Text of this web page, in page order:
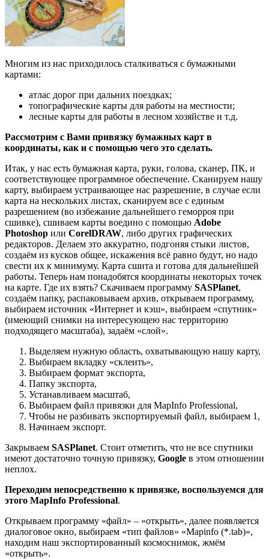
Многим из нас приходилось сталкиваться с бумажными
картами:
атлас дорог при дальних поездках;
топографические карты для работы на местности;
лесные карты для работы в лесном хозяйстве и т.д.
Рассмотрим с Вами привязку бумажных карт в
координаты, как и с помощью чего это сделать.
Итак, у нас есть бумажная карта, руки, голова, сканер, ПК, и
соответствующее программное обеспечение. Сканируем нашу
карту, выбираем устраивающее нас разрешение, в случае если
карта на нескольких листах, сканируем все с единым
разрешением (во избежание дальнейшего геморроя при
сшивке), сшиваем карты воедино с помощью Adobe
Photoshop или CorelDRAW, либо других графических
редакторов. Делаем это аккуратно, подгоняя стыки листов,
создаём из кусков общее, искажения всё равно будут, но надо
свести их к минимуму. Карта сшита и готова для дальнейшей
работы. Теперь нам понадобятся координаты некоторых точек
на карте. Где их взять? Скачиваем программу SASPlanet,
создаём папку, распаковываем архив, открываем программу,
выбираем источник «Интернет и кэш», выбираем «спутник»
(имеющий снимки на интересующею нас территорию
подходящего масштаба), задаём «слой».
Выделяем нужную область, охватывающую нашу карту,
Выбираем вкладку «склеить»,
Выбираем формат экспорта,
Папку экспорта,
Устанавливаем масштаб,
Выбираем файл привязки для MapInfo Professional,
Чтобы не разбивать экспортируемый файл, выбираем 1,
Начинаем экспорт.
Закрываем SASPlanet. Стоит отметить, что не все спутники
имеют достаточно точную привязку, Google в этом отношении
неплох.
Переходим непосредственно к привязке, воспользуемся для
этого MapInfo Professional.
Открываем программу «файл» – «открыть», далее появляется
диалоговое окно, выбираем «тип файлов» «Mapinfo (*.tab)»,
находим наш экспортированный космоснимок, жмём
«открыть».